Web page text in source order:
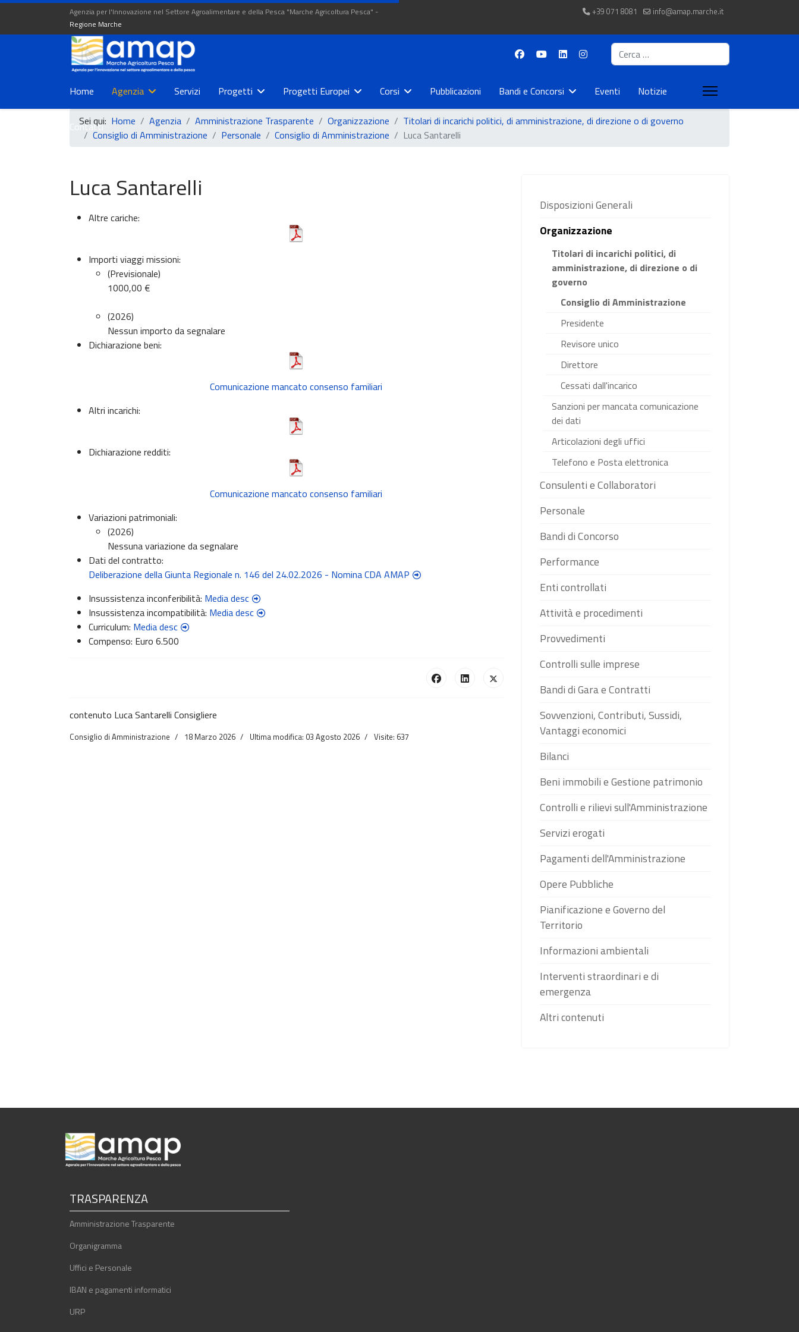
Agenzia per l'Innovazione nel Settore Agroalimentare e della Pesca "Marche Agricoltura Pesca" -
Regione Marche
+39 071 8081 info@amap.marche.it
Cerca
Home Agenzia Servizi Progetti Progetti Europei Corsi Pubblicazioni Bandi e Concorsi Eventi Notizie
Contatti
Sei qui: Home Agenzia Amministrazione Trasparente Organizzazione
Titolari di incarichi politici, di amministrazione, di direzione o di governo
Consiglio di Amministrazione
Personale Consiglio di Amministrazione Luca Santarelli
Luca Santarelli
Altre cariche:
Importi viaggi missioni:
(Previsionale)
1000,00 €
(2026)
Nessun importo da segnalare
Dichiarazione beni:
Comunicazione mancato consenso familiari
Altri incarichi:
Dichiarazione redditi:
Comunicazione mancato consenso familiari
Variazioni patrimoniali:
(2026)
Nessuna variazione da segnalare
Dati del contratto:
Deliberazione della Giunta Regionale n. 146 del 24.02.2026 - Nomina CDA AMAP
Insussistenza inconferibilità: Media desc
Insussistenza incompatibilità: Media desc
Curriculum: Media desc
Compenso: Euro 6.500
contenuto Luca Santarelli Consigliere
Consiglio di Amministrazione 18 Marzo 2026 Ultima modifica: 03 Agosto 2026 Visite: 637
Disposizioni Generali
Organizzazione
Titolari di incarichi politici, di
amministrazione, di direzione o di
governo
Consiglio di Amministrazione
Presidente
Revisore unico
Direttore
Cessati dall'incarico
Sanzioni per mancata comunicazione
dei dati
Articolazioni degli uffici
Telefono e Posta elettronica
Consulenti e Collaboratori
Personale
Bandi di Concorso
Performance
Enti controllati
Attività e procedimenti
Provvedimenti
Controlli sulle imprese
Bandi di Gara e Contratti
Sovvenzioni, Contributi, Sussidi,
Vantaggi economici
Bilanci
Beni immobili e Gestione patrimonio
Controlli e rilievi sull'Amministrazione
Servizi erogati
Pagamenti dell'Amministrazione
Opere Pubbliche
Pianificazione e Governo del
Territorio
Informazioni ambientali
Interventi straordinari e di
emergenza
Altri contenuti
TRASPARENZA
Amministrazione Trasparente
Organigramma
Uffici e Personale
IBAN e pagamenti informatici
URP